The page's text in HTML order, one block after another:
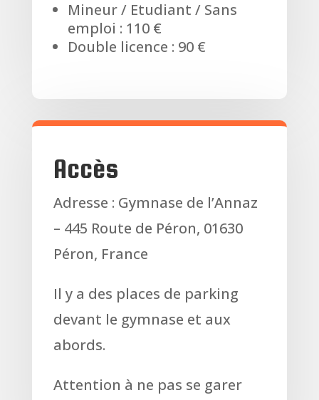
Mineur / Etudiant / Sans
emploi : 110 €
Double licence : 90 €
Accès
Adresse : Gymnase de l’Annaz
– 445 Route de Péron, 01630
Péron, France
Il y a des places de parking
devant le gymnase et aux
abords.
Attention à ne pas se garer